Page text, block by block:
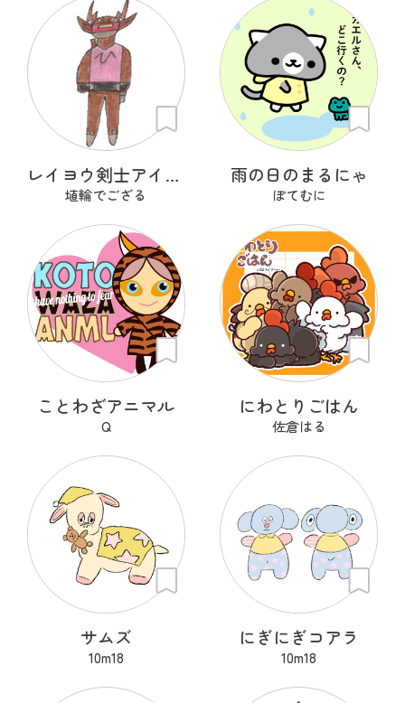
レイヨウ剣士アイベクサー
埴輪でござる
雨の日のまるにゃ
ぽてむに
ことわざアニマル
Q
にわとりごはん
佐倉はる
サムズ
10m18
にぎにぎコアラ
10m18